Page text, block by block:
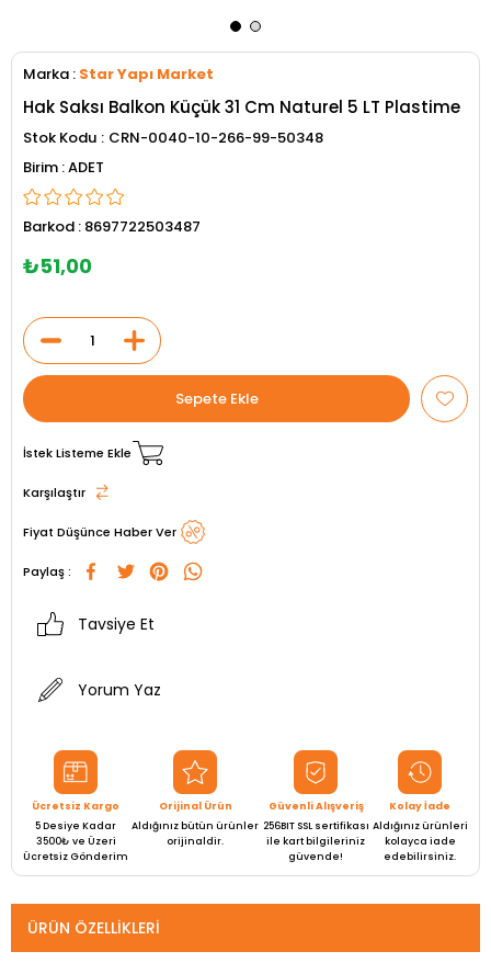
Marka : Star Yapı Market
Hak Saksı Balkon Küçük 31 Cm Naturel 5 LT Plastime
Stok Kodu
CRN-0040-10-266-99-50348
ADET
Barkod : 8697722503487
₺51,00
İstek Listeme Ekle
Karşılaştır
Fiyat Düşünce Haber Ver
Paylaş :
Tavsiye Et
Yorum Yaz
Ücretsiz Kargo
5 Desiye Kadar
3500₺ ve Üzeri
Ücretsiz Gönderim
Orijinal Ürün
Aldığınız bütün ürünler
orijinaldir.
Güvenli Alışveriş
256BIT SSL sertifikası
ile kart bilgileriniz
güvende!
Kolay İade
Aldığınız ürünleri
kolayca iade
edebilirsiniz.
ÜRÜN ÖZELLIKLERI